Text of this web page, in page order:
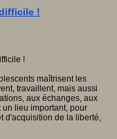
!
maîtrisent les
travaillent, mais aussi
aux échanges, aux
un lieu important, pour
d'acquisition de la liberté,